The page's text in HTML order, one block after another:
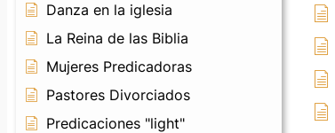
Danza en la iglesia
La Reina de las Biblia
Mujeres Predicadoras
Pastores Divorciados
Predicaciones "light"